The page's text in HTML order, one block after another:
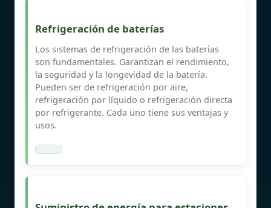
Refrigeración de baterías
Los sistemas de refrigeración de las baterías
son fundamentales. Garantizan el rendimiento,
la seguridad y la longevidad de la batería.
Pueden ser de refrigeración por aire,
refrigeración por líquido o refrigeración directa
por refrigerante. Cada uno tiene sus ventajas y
usos.